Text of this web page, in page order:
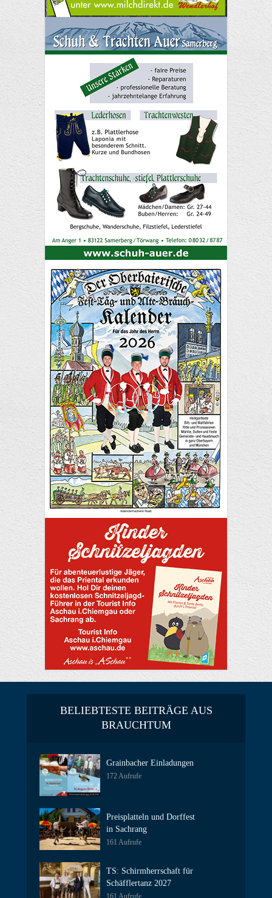
BELIEBTESTE BEITRÄGE AUS
BRAUCHTUM
Grainbacher Einladungen
172 Aufrufe
Preisplatteln und Dorffest
in Sachrang
161 Aufrufe
TS: Schirmherrschaft für
Schäfflertanz 2027
161 Aufrufe